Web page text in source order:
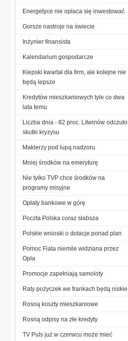
Energetyce nie opłaca się inwestować
Gorsze nastroje na świecie
Inżynier finansista
Kalendarium gospodarcze
Kiepski kwartał dla firm, ale kolejne nie
będą lepsze
Kredytów mieszkaniowych tyle co dwa
lata temu
Liczba dnia - 82 proc. Litwinów odczuło
skutki kryzysu
Maklerzy pod lupą nadzoru
Mniej środków na emeryturę
Nie tylko TVP chce środków na
programy misyjne
Opłaty bankowe w górę
Poczta Polska coraz słabsza
Polskie wnioski o dotacje ponad plan
Pomoc Fiata niemile widziana przez
Opla
Promocje zapełniają samoloty
Raty pożyczek we frankach będą niskie
Rosną koszty mieszkaniowe
Rosną odpisy na złe kredyty
TV Puls już w czerwcu może mieć